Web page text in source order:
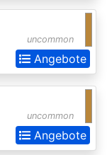
uncommon
Angebote
uncommon
Angebote